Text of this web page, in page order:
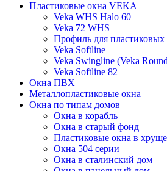
Пластиковые окна VEKA
Veka WHS Halo 60
Veka 72 WHS
Профиль для
Veka Softline
Veka Swingline (Veka
Veka Softline 82
Окна ПВХ
Металлопластиковые окна
Окна по типам домов
Окна в корабль
Окна в старый фонд
Пластиковые окна в
Окна 504 серии
Окна в сталинский дом